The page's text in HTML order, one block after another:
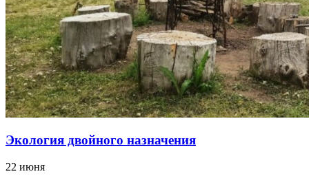
Экология двойного назначения
22 июня